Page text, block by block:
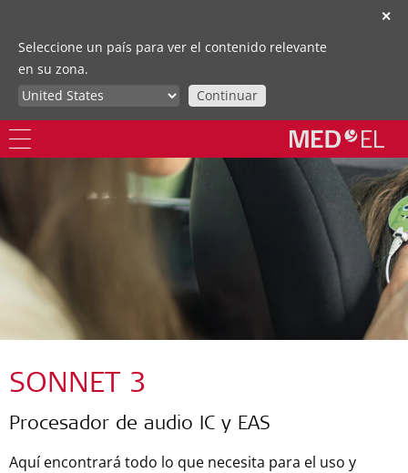
✕
Seleccione un país para ver el contenido relevante
en su zona.
Continuar
SONNET 3
Procesador de audio IC y EAS
Aquí encontrará todo lo que necesita para el uso y